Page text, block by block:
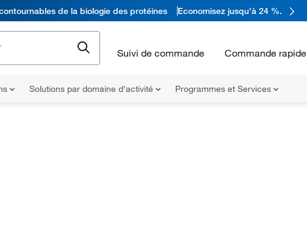
de la biologie des protéines Economisez jusqu'à 24 %.
Suivi de commande Commande rapide
Solutions par domaine d'activité Programmes et Services